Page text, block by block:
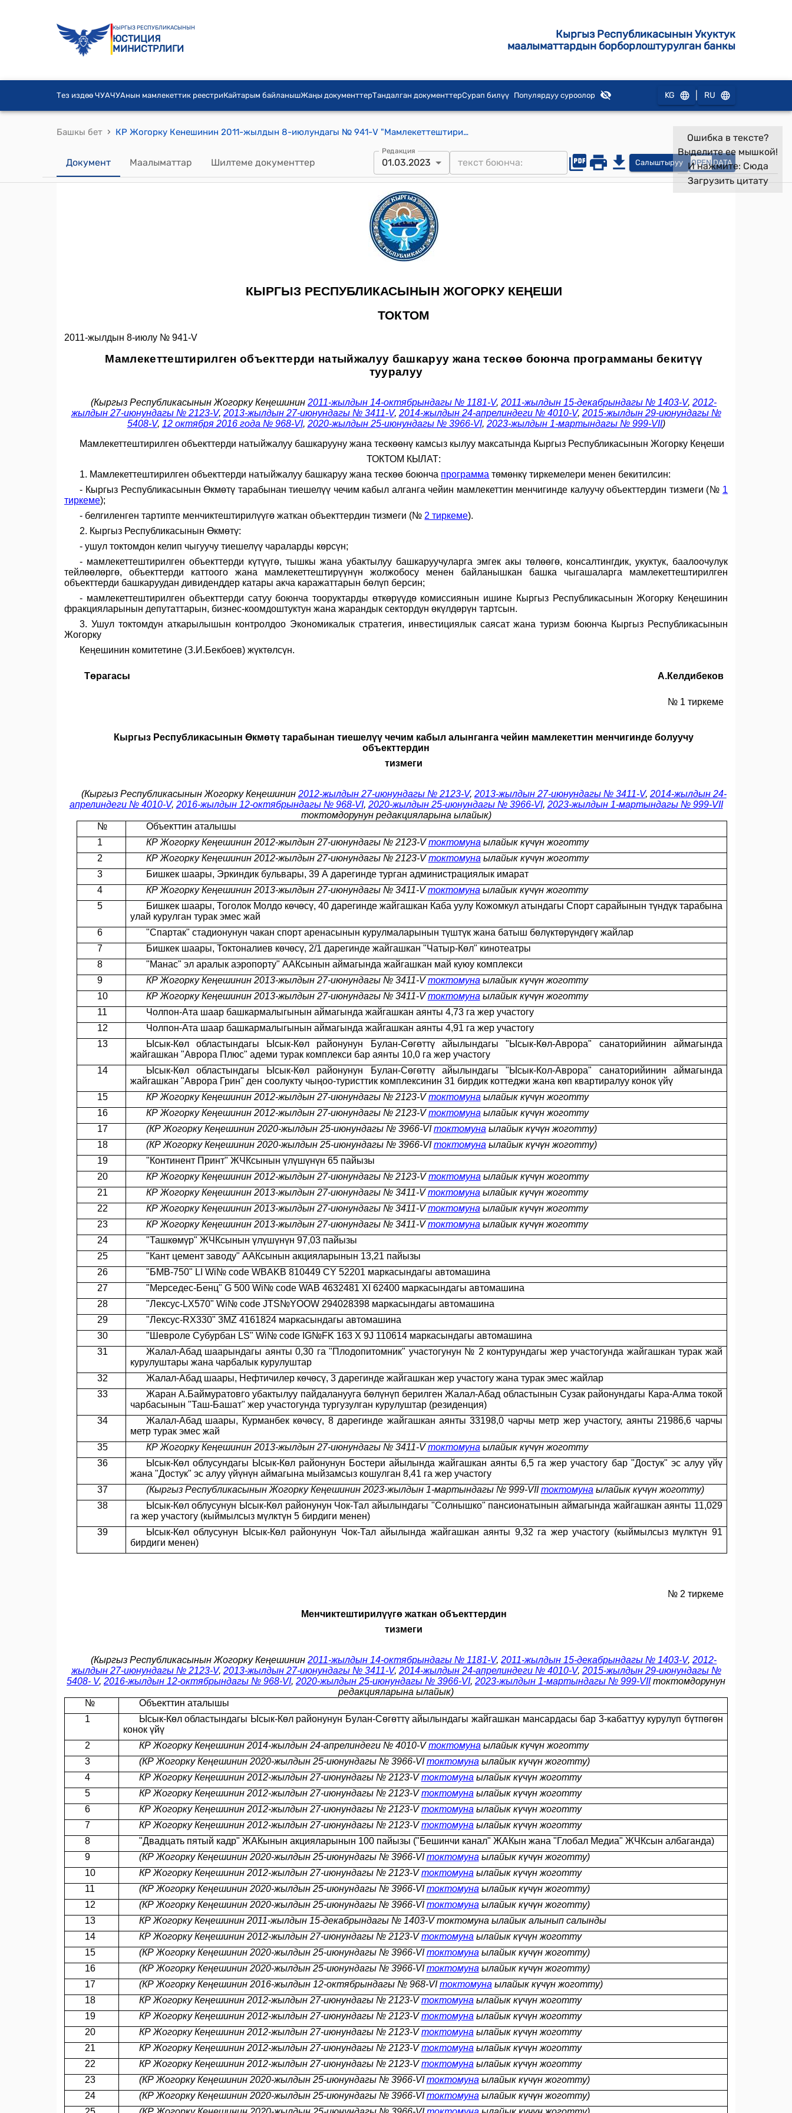
КЫРГЫЗ РЕСПУБЛИКАСЫНЫН
ЮСТИЦИЯ
МИНИСТРЛИГИ
Кыргыз Республикасынын Укуктук
маалыматтардын борборлоштурулган банкы
Тез издөө ЧУАЧУАнын мамлекеттик реестриКайтарым байланышЖаңы документтерТандалган документтерСурап билүү Популярдуу суроолор KG RU
Башкы бет › КР Жогорку Кенешинин 2011-жылдын 8-июлундагы № 941-V "Мамлекеттештирилген объекттерди натыйжалуу башкаруу жана тескөө боюнча программаны бекитүү тууралуу"токтому
Документ Маалыматтар Шилтеме документтер
Редакция
01.03.2023 Салыштыруу OPEN DATA
Ошибка в тексте?
Выделите ее мышкой!
И нажмите: Сюда
Загрузить цитату